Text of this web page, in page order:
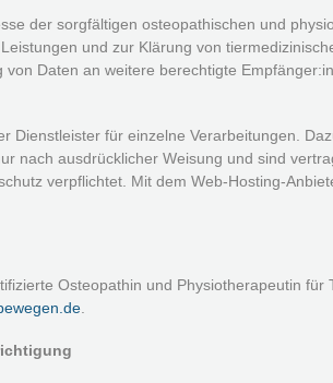
der sorgfältigen osteopathischen und
und zur Klärung von
Daten an weitere berechtigte
Dienstleister für einzelne Verarbeitungen.
nach ausdrücklicher Weisung und sind
verpflichtet. Mit dem Web-Hosting-
Osteopathin und Physiotherapeutin
.